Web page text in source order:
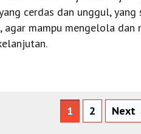
cerdas dan unggul,
agar mampu mengelola
1 2 Next